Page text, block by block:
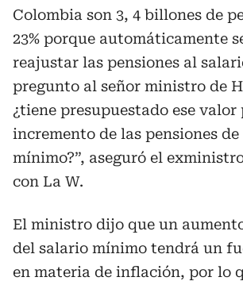
Colombia son 3, 4 billones de
23% porque automáticamente
reajustar las pensiones al
pregunto al señor ministro de
¿tiene presupuestado ese valor
incremento de las pensiones
mínimo?”, aseguró el
con La W.
El ministro dijo que un
del salario mínimo tendrá un
en materia de inflación, por lo